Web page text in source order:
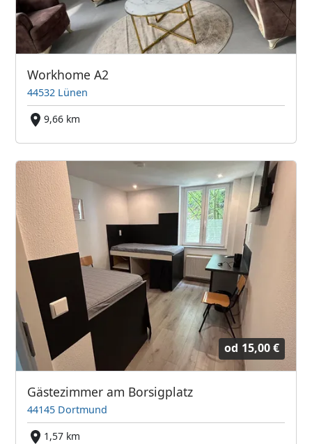
Workhome A2
44532 Lünen
9,66 km
od 15,00 €
Gästezimmer am Borsigplatz
44145 Dortmund
1,57 km